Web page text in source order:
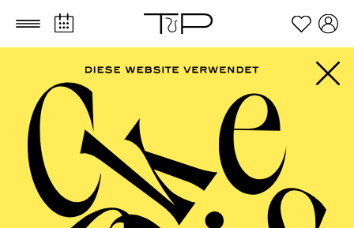
Zum Hauptinhalt springen Zum Footer springen
FILTER
OCTOBER 2026
PHILHARMONIE ESSEN